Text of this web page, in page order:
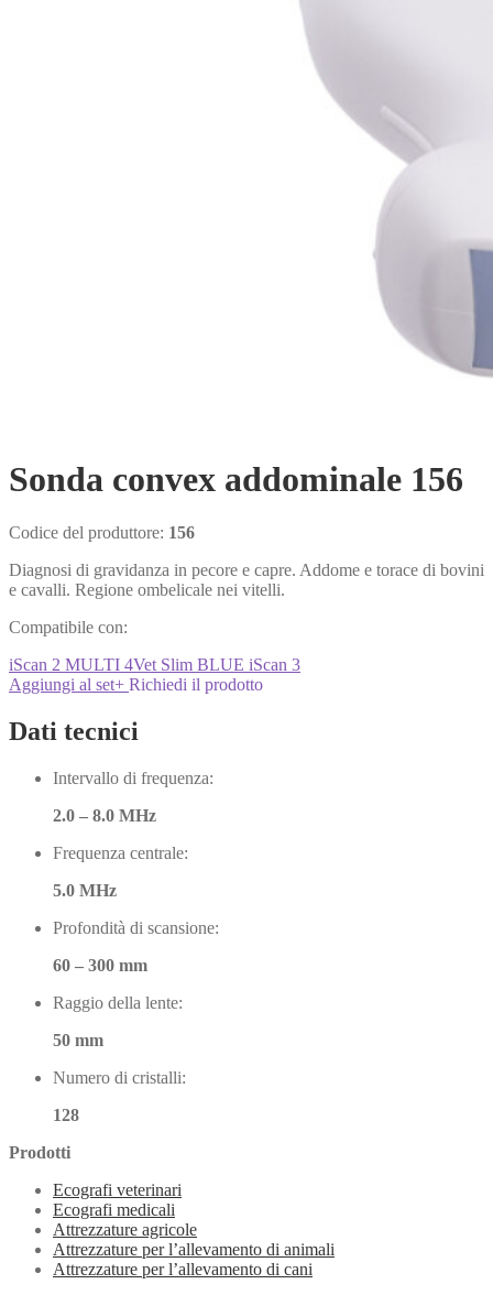
Sonda convex addominale 156
Codice del produttore: 156
Diagnosi di gravidanza in pecore e capre. Addome e torace di bovini
e cavalli. Regione ombelicale nei vitelli.
Compatibile con:
iScan 2 MULTI 4Vet Slim BLUE iScan 3
Aggiungi al set+ Richiedi il prodotto
Dati tecnici
Intervallo di frequenza:
2.0 – 8.0 MHz
Frequenza centrale:
5.0 MHz
Profondità di scansione:
60 – 300 mm
Raggio della lente:
50 mm
Numero di cristalli:
128
Prodotti
Ecografi veterinari
Ecografi medicali
Attrezzature agricole
Attrezzature per l’allevamento di animali
Attrezzature per l’allevamento di cani